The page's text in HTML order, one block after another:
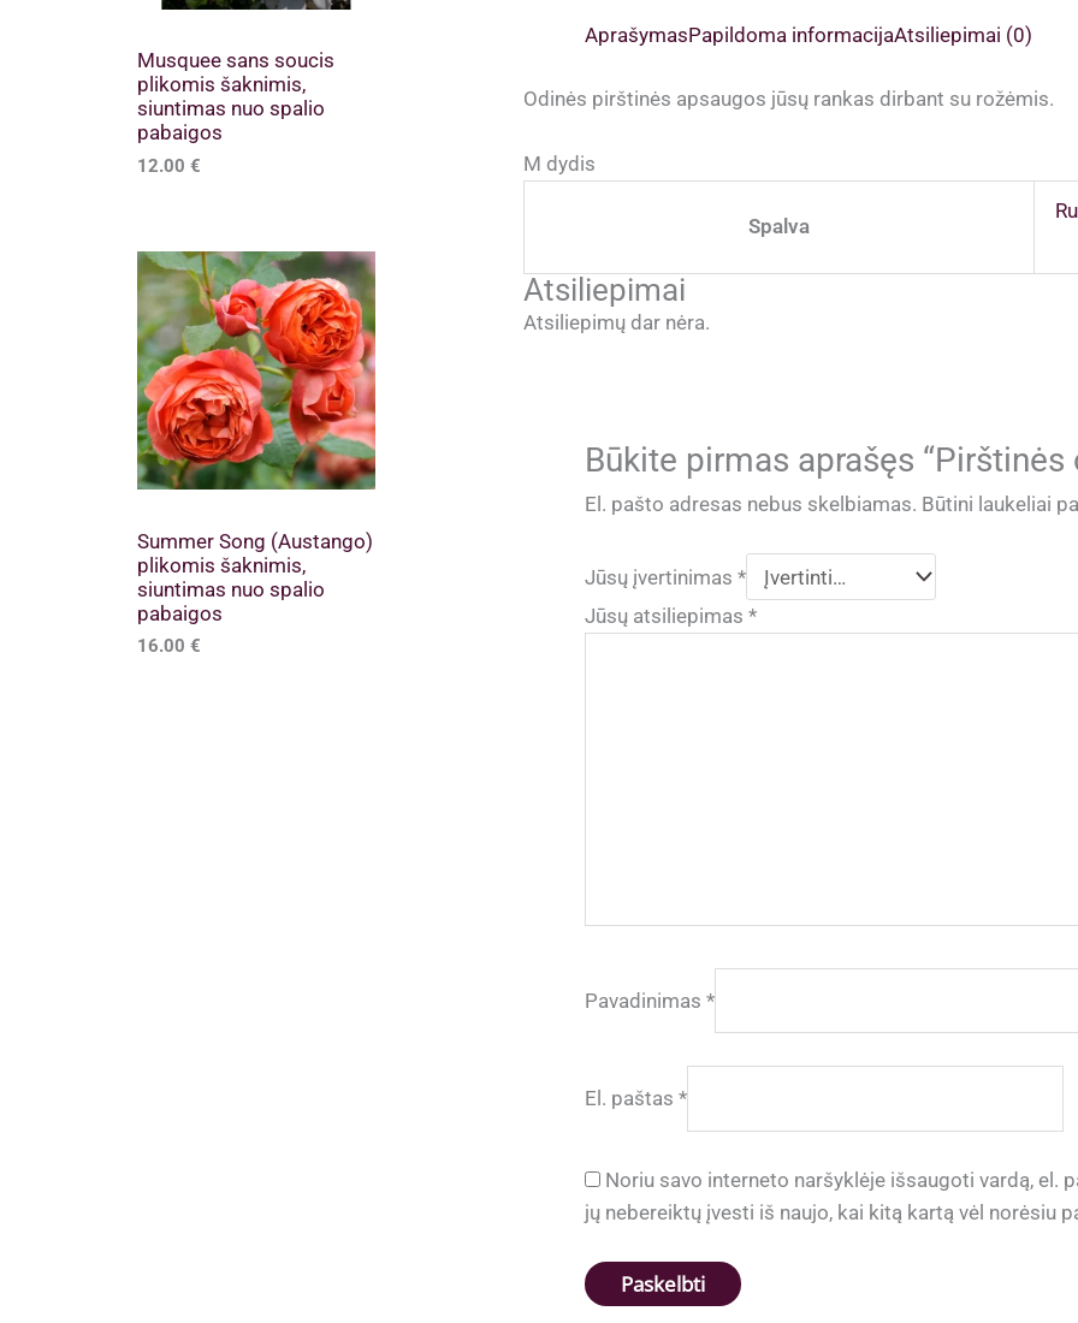
Musquee sans soucis
plikomis šaknimis,
siuntimas nuo spalio
pabaigos
12.00 €
Summer Song (Austango)
plikomis šaknimis,
siuntimas nuo spalio
pabaigos
16.00 €
AprašymasPapildoma informacijaAtsiliepimai (0)
Odinės pirštinės apsaugos jūsų rankas dirbant su rožėmis.
M dydis
Spalva
Atsiliepimai
Atsiliepimų dar nėra.
Būkite pirmas aprašęs “Pirštinės
El. pašto adresas nebus skelbiamas. Būtini laukeliai
Jūsų įvertinimas *
Jūsų atsiliepimas *
Pavadinimas *
El. paštas *
Noriu savo interneto naršyklėje išsaugoti vardą, el.
jų nebereiktų įvesti iš naujo, kai kitą kartą vėl norėsiu